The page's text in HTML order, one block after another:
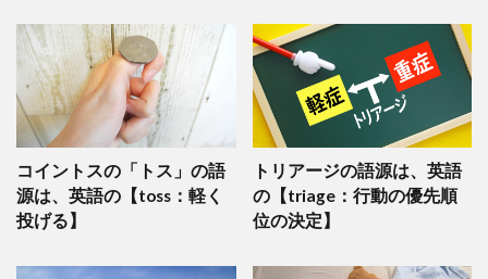
コイントスの「トス」の語
源は、英語の【toss：軽く
投げる】
トリアージの語源は、英語
の【triage：行動の優先順
位の決定】